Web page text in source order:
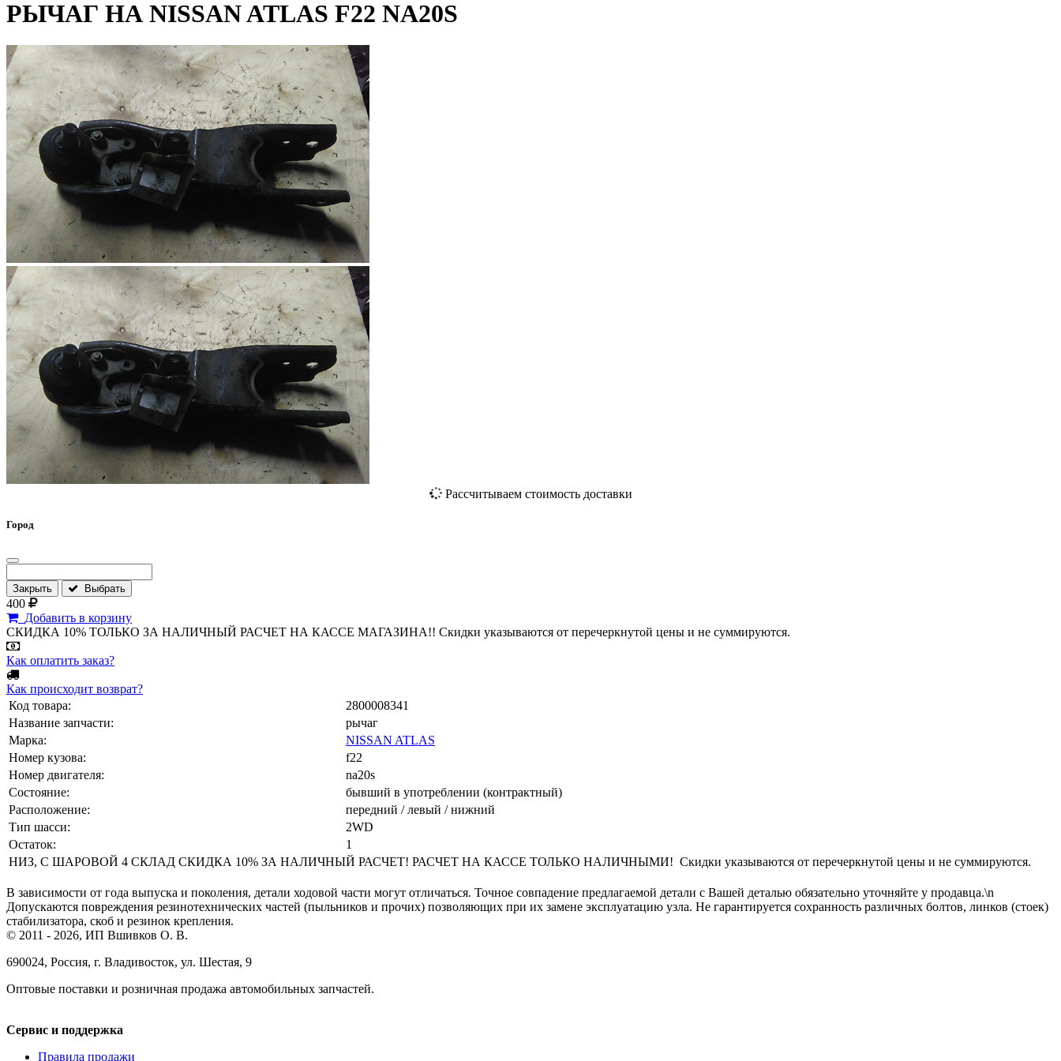
РЫЧАГ НА NISSAN ATLAS F22 NA20S
Рассчитываем стоимость доставки
Город
Закрыть Выбрать
400
Добавить в корзину
СКИДКА 10% ТОЛЬКО ЗА НАЛИЧНЫЙ РАСЧЕТ НА КАССЕ МАГАЗИНА!! Скидки указываются от перечеркнутой цены и не суммируются.
Как оплатить заказ?
Как происходит возврат?
Код товара:
2800008341
Название запчасти:
рычаг
Марка:
NISSAN ATLAS
Номер кузова:
f22
Номер двигателя:
na20s
Состояние:
бывший в употреблении (контрактный)
Расположение:
передний / левый / нижний
Тип шасси:
2WD
Остаток:
1
НИЗ, С ШАРОВОЙ 4 СКЛАД СКИДКА 10% ЗА НАЛИЧНЫЙ РАСЧЕТ! РАСЧЕТ НА КАССЕ ТОЛЬКО НАЛИЧНЫМИ! Скидки указываются от перечеркнутой цены и не суммируются.
В зависимости от года выпуска и поколения, детали ходовой части могут отличаться. Точное совпадение предлагаемой детали с Вашей деталью обязательно уточняйте у продавца.\n
Допускаются повреждения резинотехнических частей (пыльников и прочих) позволяющих при их замене эксплуатацию узла. Не гарантируется сохранность различных болтов, линков (стоек)
стабилизатора, скоб и резинок крепления.
© 2011 - 2026, ИП Вшивков О. В.
690024, Россия, г. Владивосток, ул. Шестая, 9
Оптовые поставки и розничная продажа автомобильных запчастей.
Сервис и поддержка
Правила продажи